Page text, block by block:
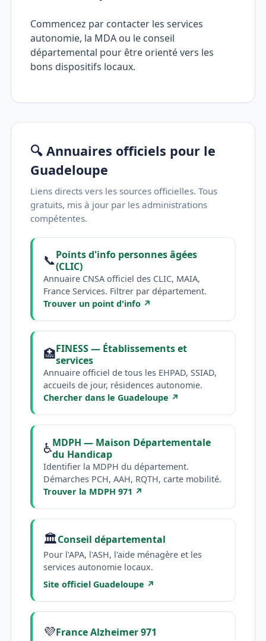
Commencez par contacter les services
autonomie, la MDA ou le conseil
départemental pour être orienté vers les
bons dispositifs locaux.
🔍 Annuaires officiels pour le
Guadeloupe
Liens directs vers les sources officielles. Tous
gratuits, mis à jour par les administrations
compétentes.
📞Points d'info personnes âgées
(CLIC)
Annuaire CNSA officiel des CLIC, MAIA,
France Services. Filtrer par département.
Trouver un point d'info ↗
🏥FINESS — Établissements et
services
Annuaire officiel de tous les EHPAD, SSIAD,
accueils de jour, résidences autonomie.
Chercher dans le Guadeloupe ↗
♿MDPH — Maison Départementale
du Handicap
Identifier la MDPH du département.
Démarches PCH, AAH, RQTH, carte mobilité.
Trouver la MDPH 971 ↗
🏛️Conseil départemental
Pour l'APA, l'ASH, l'aide ménagère et les
services autonomie locaux.
Site officiel Guadeloupe ↗
💜France Alzheimer 971